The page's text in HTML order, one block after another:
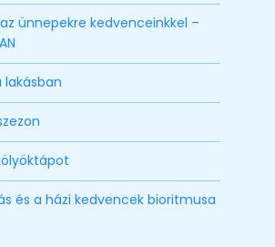
ünnepekre kedvenceinkkel –
és a házi kedvencek bioritmusa